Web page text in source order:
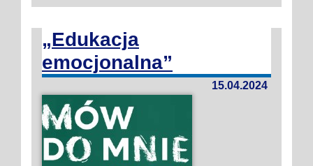
„Edukacja
emocjonalna”
15.04.2024